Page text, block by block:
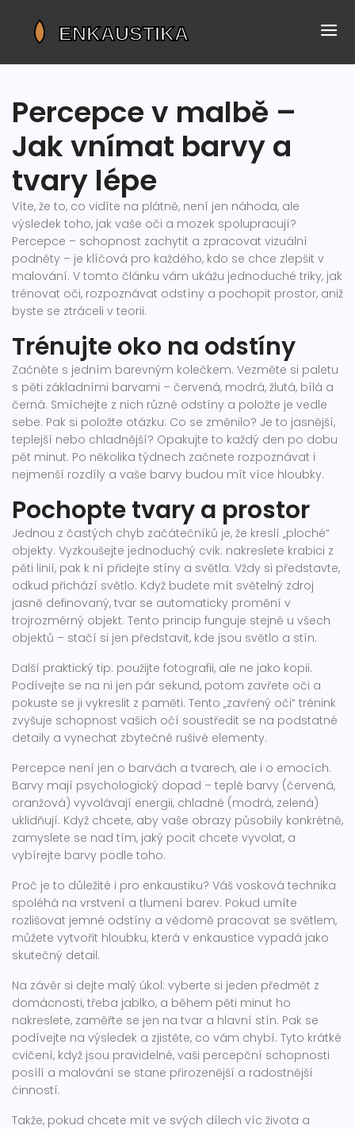
Percepce v malbě –
Jak vnímat barvy a
tvary lépe
Víte, že to, co vidíte na plátně, není jen náhoda, ale
výsledek toho, jak vaše oči a mozek spolupracují?
Percepce – schopnost zachytit a zpracovat vizuální
podněty – je klíčová pro každého, kdo se chce zlepšit v
malování. V tomto článku vám ukážu jednoduché triky, jak
trénovat oči, rozpoznávat odstíny a pochopit prostor, aniž
byste se ztráceli v teorii.
Trénujte oko na odstíny
Začněte s jedním barevným kolečkem. Vezměte si paletu
s pěti základními barvami – červená, modrá, žlutá, bílá a
černá. Smíchejte z nich různé odstíny a položte je vedle
sebe. Pak si položte otázku: Co se změnilo? Je to jasnější,
teplejší nebo chladnější? Opakujte to každý den po dobu
pět minut. Po několika týdnech začnete rozpoznávat i
nejmenší rozdíly a vaše barvy budou mít více hloubky.
Pochopte tvary a prostor
Jednou z častých chyb začátečníků je, že kreslí „ploché“
objekty. Vyzkoušejte jednoduchý cvik: nakreslete krabici z
pěti linií, pak k ní přidejte stíny a světla. Vždy si představte,
odkud přichází světlo. Když budete mít světelný zdroj
jasně definovaný, tvar se automaticky promění v
trojrozměrný objekt. Tento princip funguje stejně u všech
objektů – stačí si jen představit, kde jsou světlo a stín.
Další praktický tip: použijte fotografii, ale ne jako kopii.
Podívejte se na ni jen pár sekund, potom zavřete oči a
pokuste se ji vykreslit z paměti. Tento „zavřený oči“ trénink
zvyšuje schopnost vašich očí soustředit se na podstatné
detaily a vynechat zbytečné rušivé elementy.
Percepce není jen o barvách a tvarech, ale i o emocích.
Barvy mají psychologický dopad – teplé barvy (červená,
oranžová) vyvolávají energii, chladné (modrá, zelená)
uklidňují. Když chcete, aby vaše obrazy působily konkrétně,
zamyslete se nad tím, jaký pocit chcete vyvolat, a
vybírejte barvy podle toho.
Proč je to důležité i pro enkaustiku? Váš vosková technika
spoléhá na vrstvení a tlumení barev. Pokud umíte
rozlišovat jemné odstíny a vědomě pracovat se světlem,
můžete vytvořit hloubku, která v enkaustice vypadá jako
skutečný detail.
Na závěr si dejte malý úkol: vyberte si jeden předmět z
domácnosti, třeba jablko, a během pěti minut ho
nakreslete, zaměřte se jen na tvar a hlavní stín. Pak se
podívejte na výsledek a zjistěte, co vám chybí. Tyto krátké
cvičení, když jsou pravidelné, vaši percepční schopnosti
posílí a malování se stane přirozenější a radostnější
činností.
Takže, pokud chcete mít ve svých dílech víc života a